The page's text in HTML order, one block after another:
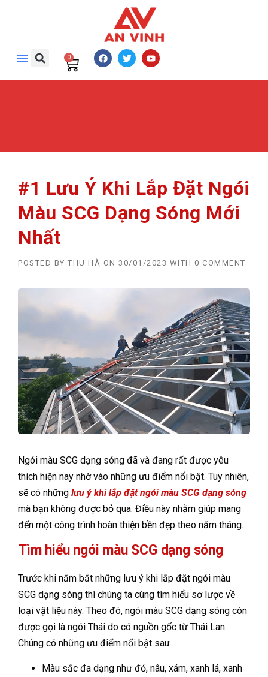
0
#1 Lưu Ý Khi Lắp Đặt Ngói
Màu SCG Dạng Sóng Mới
Nhất
POSTED BY THU HÀ ON 30/01/2023 WITH 0 COMMENT
Ngói màu SCG dạng sóng đã và đang rất được yêu
thích hiện nay nhờ vào những ưu điểm nổi bật. Tuy nhiên,
sẽ có những lưu ý khi lắp đặt ngói màu SCG dạng sóng
mà bạn không được bỏ qua. Điều này nhằm giúp mang
đến một công trình hoàn thiện bền đẹp theo năm tháng.
Tìm hiểu ngói màu SCG dạng sóng
Trước khi nắm bắt những lưu ý khi lắp đặt ngói màu
SCG dạng sóng thì chúng ta cùng tìm hiểu sơ lược về
loại vật liệu này. Theo đó, ngói màu SCG dạng sóng còn
được gọi là ngói Thái do có nguồn gốc từ Thái Lan.
Chúng có những ưu điểm nổi bật sau:
Màu sắc đa dạng như đỏ, nâu, xám, xanh lá, xanh